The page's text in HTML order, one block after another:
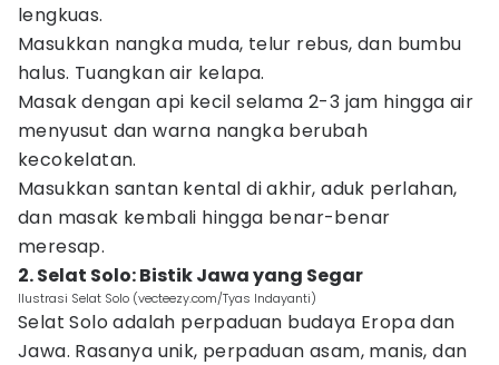
lengkuas.
Masukkan nangka muda, telur rebus, dan bumbu
halus. Tuangkan air kelapa.
Masak dengan api kecil selama 2-3 jam hingga air
menyusut dan warna nangka berubah
kecokelatan.
Masukkan santan kental di akhir, aduk perlahan,
dan masak kembali hingga benar-benar
meresap.
2. Selat Solo: Bistik Jawa yang Segar
Ilustrasi Selat Solo (vecteezy.com/Tyas Indayanti)
Selat Solo adalah perpaduan budaya Eropa dan
Jawa. Rasanya unik, perpaduan asam, manis, dan